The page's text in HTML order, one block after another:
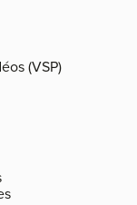
(VSP)